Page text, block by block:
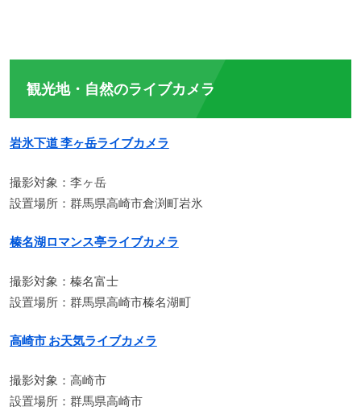
観光地・自然のライブカメラ
岩氷下道 李ヶ岳ライブカメラ
撮影対象：李ヶ岳
設置場所：群馬県高崎市倉渕町岩氷
榛名湖ロマンス亭ライブカメラ
撮影対象：榛名富士
設置場所：群馬県高崎市榛名湖町
高崎市 お天気ライブカメラ
撮影対象：高崎市
設置場所：群馬県高崎市